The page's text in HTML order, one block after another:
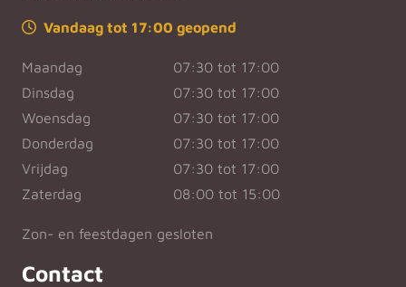
Vandaag tot 17:00 geopend
Maandag
07:30 tot 17:00
Dinsdag
07:30 tot 17:00
Woensdag
07:30 tot 17:00
Donderdag
07:30 tot 17:00
Vrijdag
07:30 tot 17:00
Zaterdag
08:00 tot 15:00
Zon- en feestdagen gesloten
Contact